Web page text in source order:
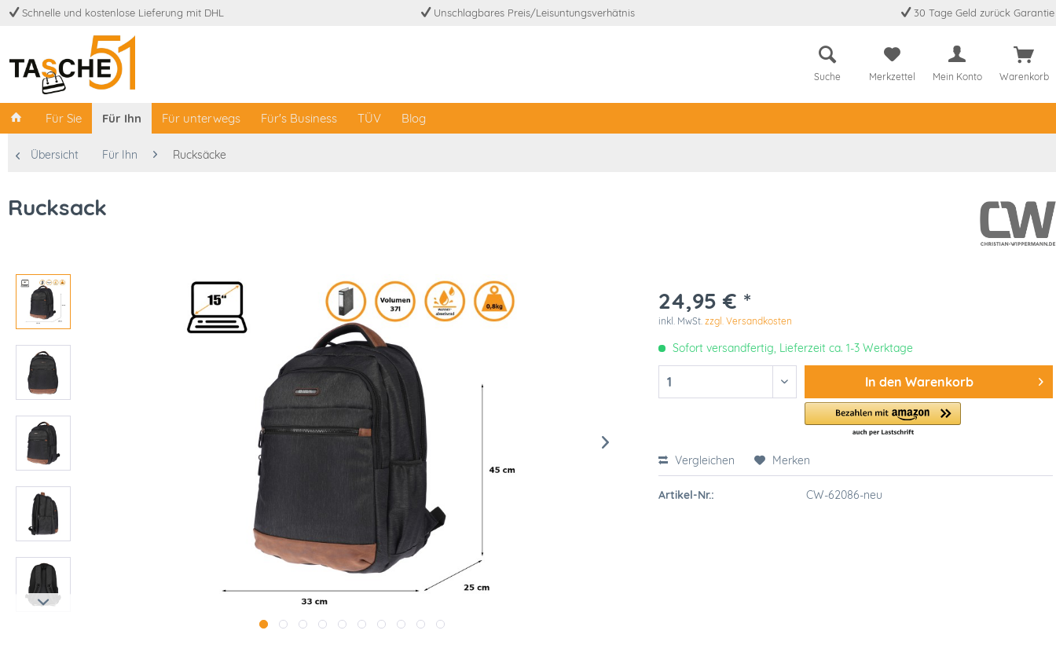
Schnelle und kostenlose Lieferung mit DHL Unschlagbares Preis/Leisuntungsverhätnis 30 Tage Geld zurück Garantie
Suche Merkzettel Mein Konto Warenkorb
Für Sie Für Ihn Für unterwegs Für's Business TÜV Blog
Übersicht Für Ihn Rucksäcke
Rucksack
24,95 € *
inkl. MwSt.zzgl. Versandkosten
Sofort versandfertig, Lieferzeit ca. 1-3 Werktage
In den Warenkorb
Vergleichen Merken
Artikel-Nr.: CW-62086-neu